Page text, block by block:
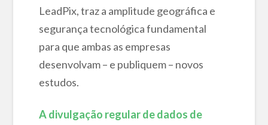
LeadPix, traz a amplitude geográfica e
segurança tecnológica fundamental
para que ambas as empresas
desenvolvam – e publiquem – novos
estudos.
A divulgação regular de dados de